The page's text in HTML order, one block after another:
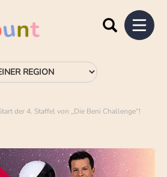
der 4. Staffel von „Die Beni Challenge“!